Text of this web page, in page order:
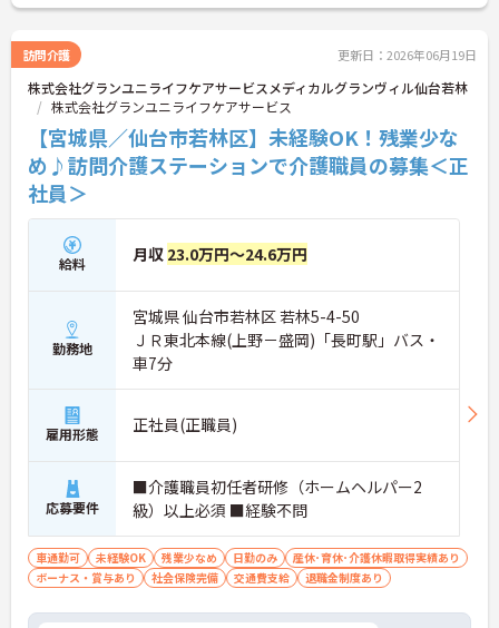
訪問介護 更新日：2026年06月19日
株式会社グランユニライフケアサービスメディカルグランヴィル仙台若林
株式会社グランユニライフケアサービス
【宮城県／仙台市若林区】未経験OK！残業少な
め♪訪問介護ステーションで介護職員の募集＜正
社員＞
給料 月収 23.0万円～24.6万円
勤務地
宮城県 仙台市若林区 若林5-4-50
ＪＲ東北本線(上野－盛岡)「長町駅」バス・
車7分
雇用形態 正社員(正職員)
応募要件
■介護職員初任者研修（ホームヘルパー2
級）以上必須 ■経験不問
車通勤可 未経験OK 残業少なめ 日勤のみ
産休･育休･介護休暇取得実績あり
ボーナス・賞与あり
社会保険完備 交通費支給 退職金制度あり